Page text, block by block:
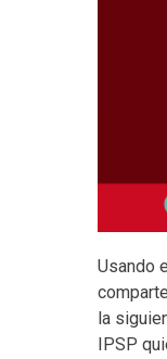
Usando
la
IPSP